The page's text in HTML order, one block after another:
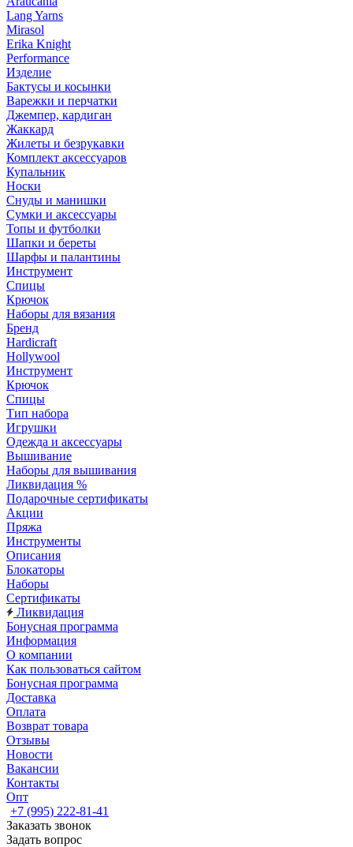
Lang Yarns
Mirasol
Erika Knight
Performance
Изделие
Бактусы и косынки
Варежки и перчатки
Джемпер, кардиган
Жаккард
Жилеты и безрукавки
Комплект аксессуаров
Купальник
Носки
Снуды и манишки
Сумки и аксессуары
Топы и футболки
Шапки и береты
Шарфы и палантины
Инструмент
Спицы
Крючок
Наборы для вязания
Бренд
Hardicraft
Hollywool
Инструмент
Крючок
Спицы
Тип набора
Игрушки
Одежда и аксессуары
Вышивание
Наборы для вышивания
Ликвидация %
Подарочные сертификаты
Акции
Пряжа
Инструменты
Описания
Блокаторы
Наборы
Сертификаты
Ликвидация
Бонусная программа
Информация
О компании
Как пользоваться сайтом
Бонусная программа
Доставка
Оплата
Возврат товара
Отзывы
Новости
Вакансии
Контакты
Опт
+7 (995) 222-81-41
Заказать звонок
Задать вопрос